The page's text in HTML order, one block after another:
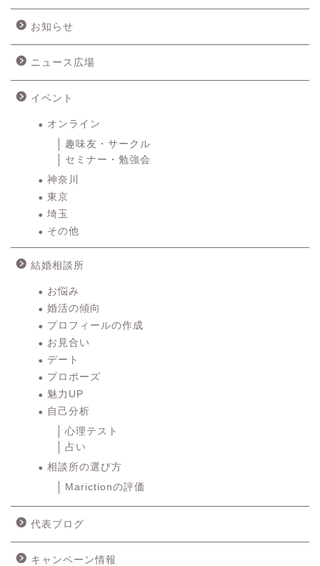
お知らせ
ニュース広場
イベント
オンライン
趣味友・サークル
セミナー・勉強会
神奈川
東京
埼玉
その他
結婚相談所
お悩み
婚活の傾向
プロフィールの作成
お見合い
デート
プロポーズ
魅力UP
自己分析
心理テスト
占い
相談所の選び方
Marictionの評価
代表ブログ
キャンペーン情報